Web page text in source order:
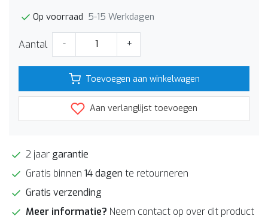
Op voorraad 5-15 Werkdagen
Aantal - +
Toevoegen aan winkelwagen
Aan verlanglijst toevoegen
2 jaar garantie
Gratis binnen 14 dagen te retourneren
Gratis verzending
Meer informatie? Neem contact op over dit product